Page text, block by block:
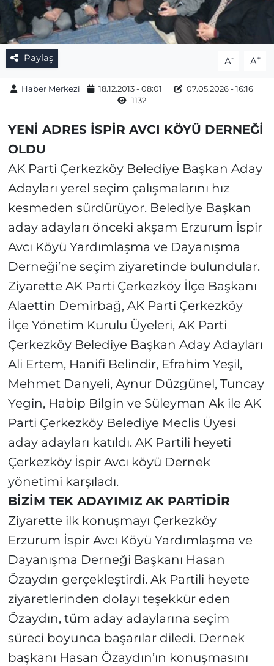
Paylaş A- A+
Haber Merkezi 18.12.2013 - 08:01
07.05.2026 - 16:16
1132
YENİ ADRES İSPİR AVCI KÖYÜ DERNEĞİ
OLDU
AK Parti Çerkezköy Belediye Başkan Aday
Adayları yerel seçim çalışmalarını hız
kesmeden sürdürüyor. Belediye Başkan
aday adayları önceki akşam Erzurum İspir
Avcı Köyü Yardımlaşma ve Dayanışma
Derneği’ne seçim ziyaretinde bulundular.
Ziyarette AK Parti Çerkezköy İlçe Başkanı
Alaettin Demirbağ, AK Parti Çerkezköy
İlçe Yönetim Kurulu Üyeleri, AK Parti
Çerkezköy Belediye Başkan Aday Adayları
Ali Ertem, Hanifi Belindir, Efrahim Yeşil,
Mehmet Danyeli, Aynur Düzgünel, Tuncay
Yegin, Habip Bilgin ve Süleyman Ak ile AK
Parti Çerkezköy Belediye Meclis Üyesi
aday adayları katıldı. AK Partili heyeti
Çerkezköy İspir Avcı köyü Dernek
yönetimi karşıladı.
BİZİM TEK ADAYIMIZ AK PARTİDİR
Ziyarette ilk konuşmayı Çerkezköy
Erzurum İspir Avcı Köyü Yardımlaşma ve
Dayanışma Derneği Başkanı Hasan
Özaydın gerçekleştirdi. Ak Partili heyete
ziyaretlerinden dolayı teşekkür eden
Özaydın, tüm aday adaylarına seçim
süreci boyunca başarılar diledi. Dernek
başkanı Hasan Özaydın’ın konuşmasını